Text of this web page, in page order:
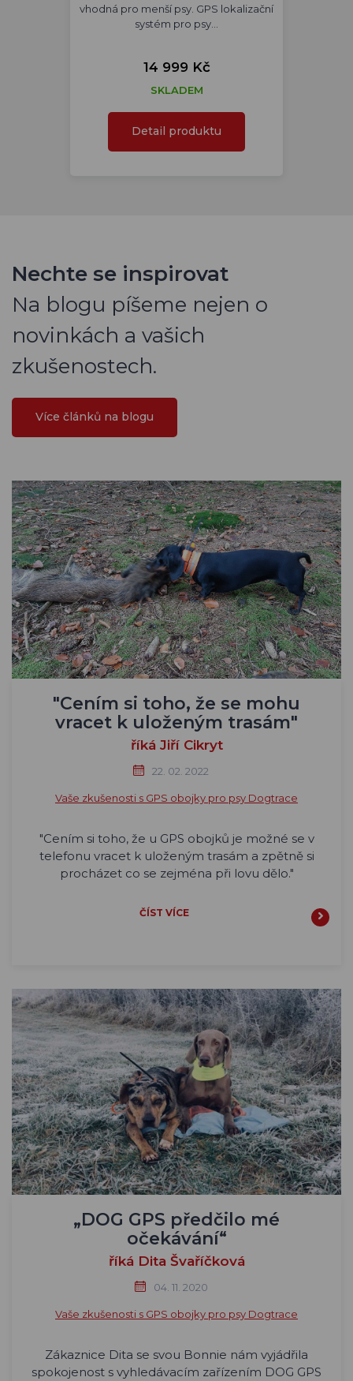
vhodná pro menší psy. GPS lokalizační
systém pro psy…
14 999 Kč
SKLADEM
Detail produktu
Nechte se inspirovat
Na blogu píšeme nejen o
novinkách a vašich
zkušenostech.
Více článků na blogu
"Cením si toho, že se mohu
vracet k uloženým trasám"
říká Jiří Cikryt
22. 02. 2022
Vaše zkušenosti s GPS obojky pro psy Dogtrace
"Cením si toho, že u GPS obojků je možné se v
telefonu vracet k uloženým trasám a zpětně si
procházet co se zejména při lovu dělo."
ČÍST VÍCE
„DOG GPS předčilo mé
očekávání“
říká Dita Švaříčková
04. 11. 2020
Vaše zkušenosti s GPS obojky pro psy Dogtrace
Zákaznice Dita se svou Bonnie nám vyjádřila
spokojenost s vyhledávacím zařízením DOG GPS